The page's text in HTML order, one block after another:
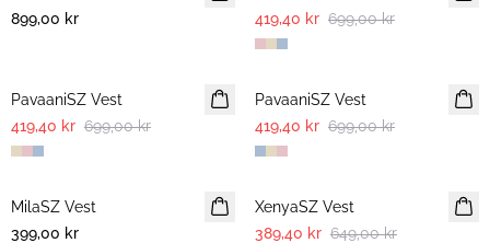
899,00 kr
419,40 kr 699,00 kr
PavaaniSZ Vest
419,40 kr 699,00 kr
-40%
PavaaniSZ Vest
419,40 kr 699,00 kr
2 FOR 700 NOK
MilaSZ Vest
399,00 kr
-40%
XenyaSZ Vest
389,40 kr 649,00 kr